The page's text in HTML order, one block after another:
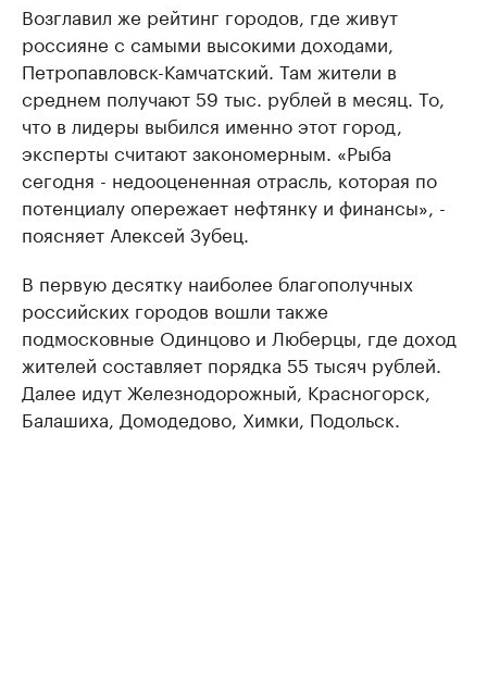
Возглавил же рейтинг городов, где живут
россияне с самыми высокими доходами,
Петропавловск-Камчатский. Там жители в
среднем получают 59 тыс. рублей в месяц. То,
что в лидеры выбился именно этот город,
эксперты считают закономерным. «Рыба
сегодня - недооцененная отрасль, которая по
потенциалу опережает нефтянку и финансы», -
поясняет Алексей Зубец.
В первую десятку наиболее благополучных
российских городов вошли также
подмосковные Одинцово и Люберцы, где доход
жителей составляет порядка 55 тысяч рублей.
Далее идут Железнодорожный, Красногорск,
Балашиха, Домодедово, Химки, Подольск.